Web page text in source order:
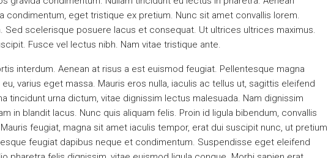
condimentum, eget tristique ex pretium. Nunc sit amet convallis lorem.
Sed scelerisque posuere lacus et consequat. Ut ultrices ultrices maximus.
Fusce vel lectus nibh. Nam vitae tristique ante.
interdum. Aenean at risus a est euismod feugiat. Pellentesque magna
varius eget massa. Mauris eros nulla, iaculis ac tellus ut, sagittis eleifend
tincidunt urna dictum, vitae dignissim lectus malesuada. Nam dignissim
in blandit lacus. Nunc quis aliquam felis. Proin id ligula bibendum, convallis
feugiat, magna sit amet iaculis tempor, erat dui suscipit nunc, ut pretium
feugiat dapibus neque et condimentum. Suspendisse eget eleifend